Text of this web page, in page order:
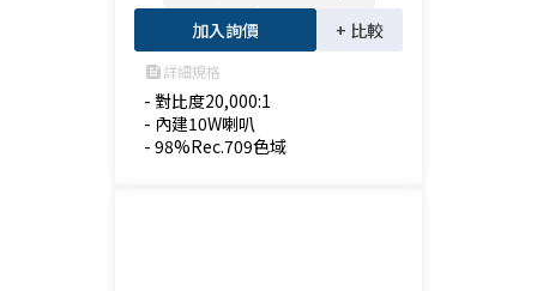
加入詢價
+ 比較
feed詳細規格
- 對比度20,000:1
- 內建10W喇叭
- 98%Rec.709色域